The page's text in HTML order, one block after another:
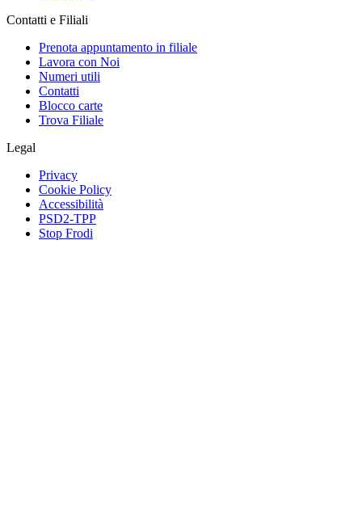
Contatti e Filiali
Prenota appuntamento in filiale
Lavora con Noi
Numeri utili
Contatti
Blocco carte
Trova Filiale
Legal
Privacy
Cookie Policy
Accessibilità
PSD2-TPP
Stop Frodi